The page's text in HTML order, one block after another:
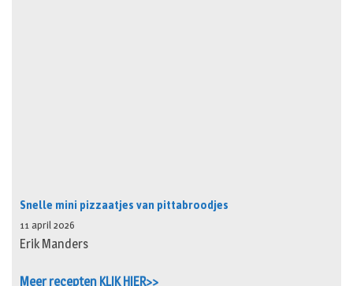
Snelle mini pizzaatjes van pittabroodjes
11 april 2026
Erik Manders
Meer recepten KLIK HIER>>